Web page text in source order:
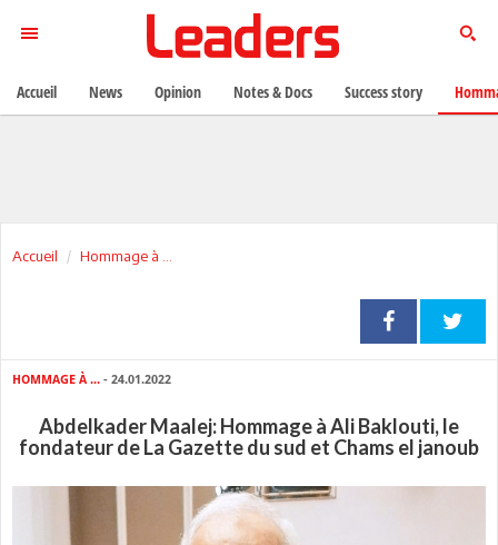
Accueil Hommage à ...
HOMMAGE À ... - 24.01.2022
Abdelkader Maalej: Hommage à Ali Baklouti, le
fondateur de La Gazette du sud et Chams el janoub
Accueil News Opinion Notes & Docs Success story